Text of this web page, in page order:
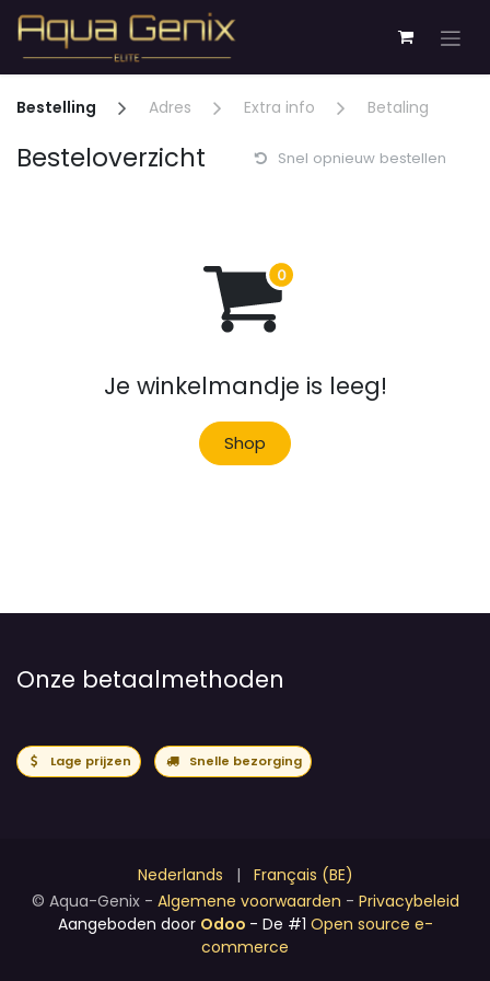
Overslaan naar inhoud
Bestelling Adres Extra info Betaling
Besteloverzicht Snel opnieuw bestellen
Je winkelmandje is leeg!
Shop
Onze betaalmethoden
Lage prijzen Snelle bezorging
© Aqua-Genix- Algemene voorwaarden - Privacybeleid
Nederlands | Français (BE)
Aangeboden door Odoo - De #1 Open source e-
commerce